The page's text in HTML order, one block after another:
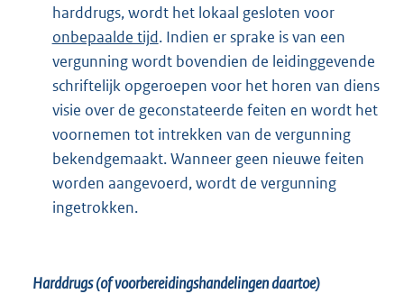
harddrugs, wordt het lokaal gesloten voor
onbepaalde tijd. Indien er sprake is van een
vergunning wordt bovendien de leidinggevende
schriftelijk opgeroepen voor het horen van diens
visie over de geconstateerde feiten en wordt het
voornemen tot intrekken van de vergunning
bekendgemaakt. Wanneer geen nieuwe feiten
worden aangevoerd, wordt de vergunning
ingetrokken.
Harddrugs (of voorbereidingshandelingen daartoe)